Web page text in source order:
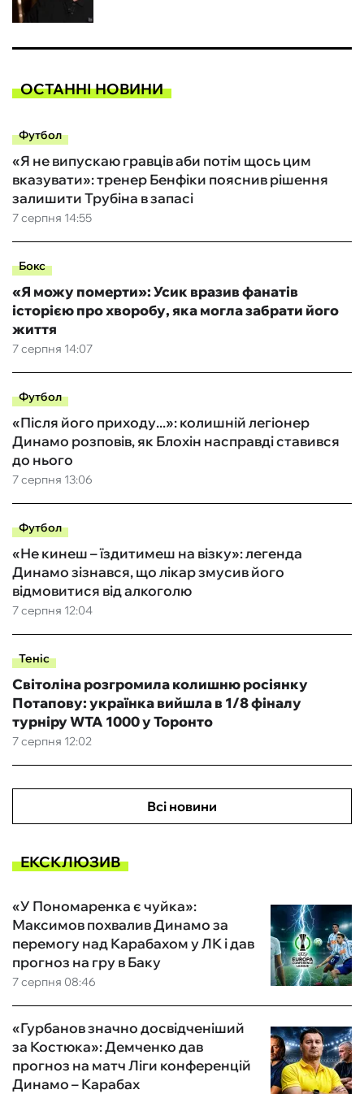
ОСТАННІ НОВИНИ
Футбол
7 серпня 14:55
«Я не випускаю гравців аби потім щось цим
вказувати»: тренер Бенфіки пояснив рішення
залишити Трубіна в запасі
Бокс
7 серпня 14:07
«Я можу померти»: Усик вразив фанатів
історією про хворобу, яка могла забрати його
життя
Футбол
7 серпня 13:06
«Після його приходу...»: колишній легіонер
Динамо розповів, як Блохін насправді ставився
до нього
Футбол
7 серпня 12:04
«Не кинеш – їздитимеш на візку»: легенда
Динамо зізнався, що лікар змусив його
відмовитися від алкоголю
Теніс
7 серпня 12:02
Світоліна розгромила колишню росіянку
Потапову: українка вийшла в 1/8 фіналу
турніру WTA 1000 у Торонто
Всі новини
ЕКСКЛЮЗИВ
7 серпня 08:46
«У Пономаренка є чуйка»:
Максимов похвалив Динамо за
перемогу над Карабахом у ЛК і дав
прогноз на гру в Баку
«Гурбанов значно досвідченіший
за Костюка»: Демченко дав
прогноз на матч Ліги конференцій
Динамо – Карабах